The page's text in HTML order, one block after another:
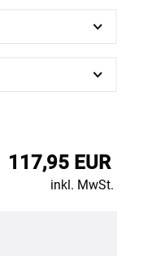
117,95 EUR
inkl. MwSt.